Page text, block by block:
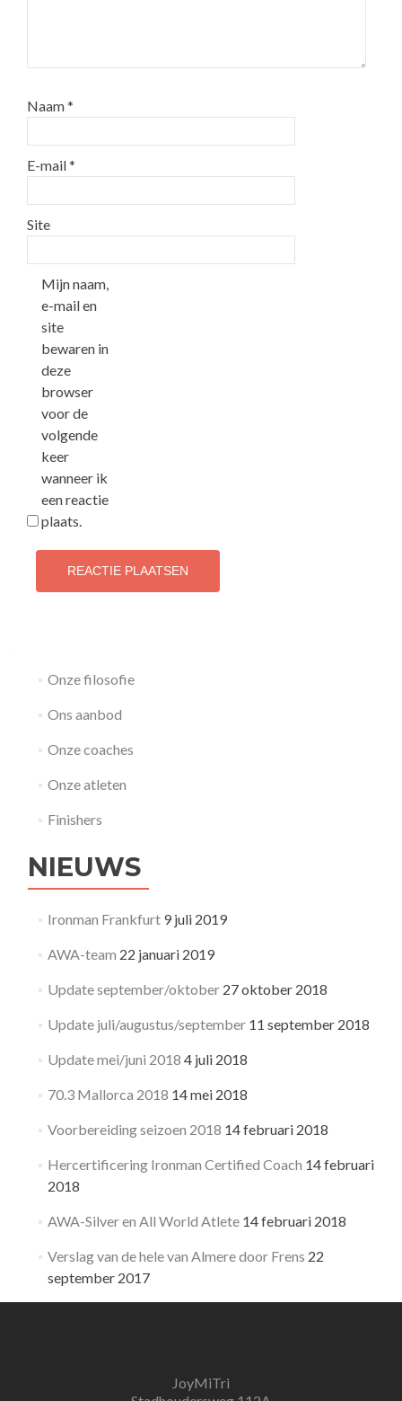
Naam*
E-mail*
Site
Mijn naam,
e-mail en
site
bewaren in
deze
browser
voor de
volgende
keer
wanneer ik
een reactie
plaats.
Onze filosofie
Ons aanbod
Onze coaches
Onze atleten
Finishers
NIEUWS
Ironman Frankfurt 9 juli 2019
AWA-team 22 januari 2019
Update september/oktober 27 oktober 2018
Update juli/augustus/september 11 september 2018
Update mei/juni 2018 4 juli 2018
70.3 Mallorca 2018 14 mei 2018
Voorbereiding seizoen 2018 14 februari 2018
Hercertificering Ironman Certified Coach 14 februari
2018
AWA-Silver en All World Atlete 14 februari 2018
Verslag van de hele van Almere door Frens 22
september 2017
JoyMiTri